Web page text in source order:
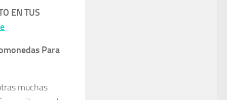
EN TUS
Para
muchas